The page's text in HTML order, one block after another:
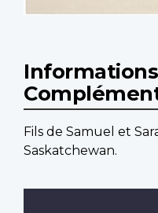
Informations
Fils de Samuel et
Saskatchewan.